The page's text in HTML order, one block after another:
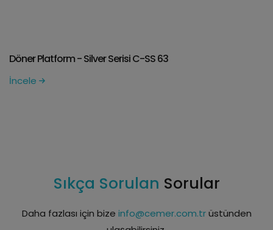
Döner Platform - Silver Serisi C-SS 63
İncele
Sıkça Sorulan Sorular
Daha fazlası için bize info@cemer.com.trüstünden